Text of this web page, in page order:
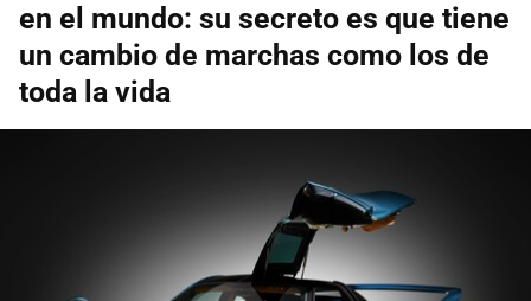
en el mundo: su secreto es que tiene
un cambio de marchas como los de
toda la vida